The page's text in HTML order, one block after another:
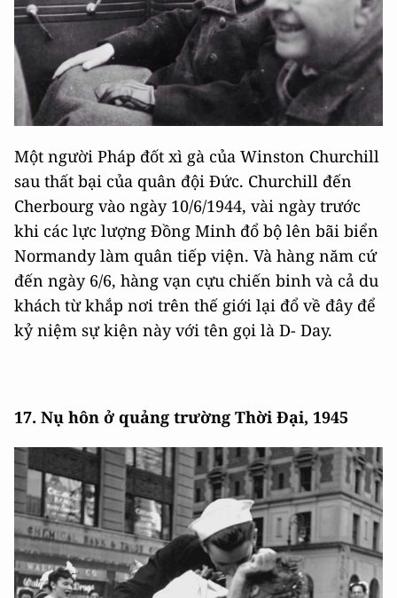
Một người Pháp đốt xì gà của Winston Churchill
sau thất bại của quân đội Đức. Churchill đến
Cherbourg vào ngày 10/6/1944, vài ngày trước
khi các lực lượng Đồng Minh đổ bộ lên bãi biển
Normandy làm quân tiếp viện. Và hàng năm cứ
đến ngày 6/6, hàng vạn cựu chiến binh và cả du
khách từ khắp nơi trên thế giới lại đổ về đây để
kỷ niệm sự kiện này với tên gọi là D- Day.
17. Nụ hôn ở quảng trường Thời Đại, 1945